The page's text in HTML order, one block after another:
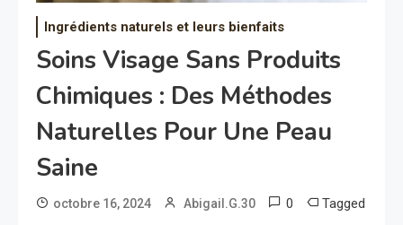
Ingrédients naturels et leurs bienfaits
Soins Visage Sans Produits
Chimiques : Des Méthodes
Naturelles Pour Une Peau
Saine
octobre 16, 2024 Abigail.G.30 0 Tagged